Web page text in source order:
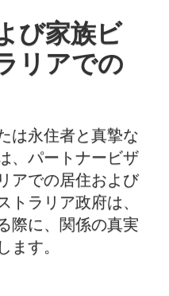
び家族ビ
リアでの
は永住者と真摯な
、パートナービザ
アでの居住および
トラリア政府は、
際に、関係の真実
ます。